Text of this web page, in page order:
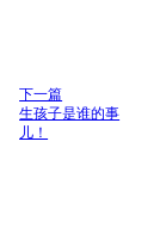
下一篇
生孩子是谁的事
儿！